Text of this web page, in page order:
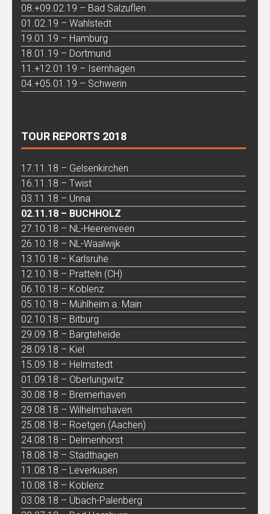
08.+09.02.19 – Bad Salzuflen
01.02.19 – Wahlstedt
19.01.19 – Hamburg
18.01.19 – Dortmund
11.+12.01.19 – Isernhagen
04.+05.01.19 – Schwerin
TOUR REPORTS 2018
17.11.18 – Gelsenkirchen
16.11.18 – Twist
03.11.18 – Unna
02.11.18 – BUCHHOLZ
27.10.18 – NL-Heerenveen
26.10.18 – NL-Waalwijk
13.10.18 – Karlsruhe
12.10.18 – Pratteln (CH)
06.10.18 – Koblenz
05.10.18 – Mühlheim a. Main
02.10.18 – Bitburg
29.09.18 – Bargteheide
28.09.18 – Kiel
15.09.18 – Helmstedt
01.09.18 – Oberlungwitz
30.08.18 – Bremerhaven
29.08.18 – Wilhelmshaven
25.08.18 – Roetgen (Aachen)
24.08.18 – Delmenhorst
18.08.18 – Stadthagen
11.08.18 – Leverkusen
10.08.18 – Koblenz
03.08.18 – Übach-Palenberg